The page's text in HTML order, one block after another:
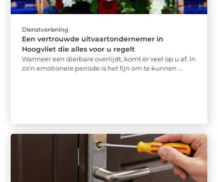
Dienstverlening
Een vertrouwde uitvaartondernemer in
Hoogvliet die alles voor u regelt
Wanneer een dierbare overlijdt, komt er veel op u af. In
zo’n emotionele periode is het fijn om te kunnen ...